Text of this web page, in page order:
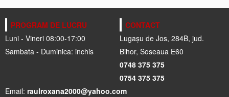
PROGRAM DE LUCRU
Luni - Vineri 08:00-17:00
Sambata - Duminica: inchis
CONTACT
Lugașu de Jos, 284B, jud.
Bihor, Soseaua E60
0748 375 375
0754 375 375
Email: raulroxana2000@yahoo.com